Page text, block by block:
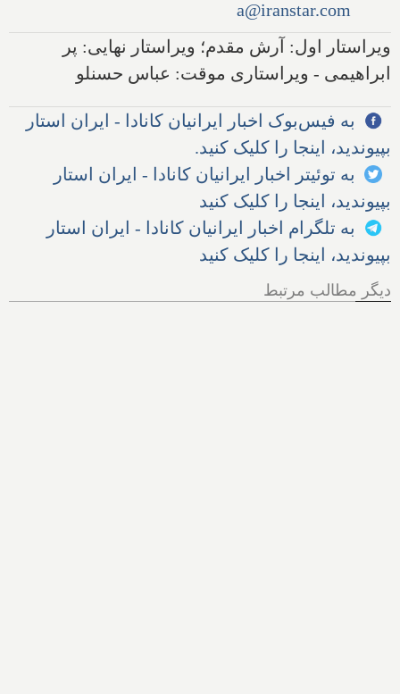
a@iranstar.com
ویراستار اول: آرش مقدم؛ ویراستار نهایی: پر
ابراهیمی - ویراستاری موقت: عباس حسنلو
به فیس‌بوک اخبار ایرانیان کانادا - ایران استار
بپیوندید، اینجا را کلیک کنید.
به توئیتر اخبار ایرانیان کانادا - ایران استار
بپیوندید، اینجا را کلیک کنید
به تلگرام اخبار ایرانیان کانادا - ایران استار
بپیوندید، اینجا را کلیک کنید
دیگر مطالب مرتبط